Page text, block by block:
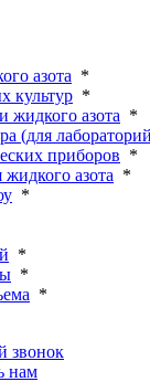
азота *
культур *
жидкого азота *
(для
приборов *
азота *
*
*
*
*
звонок
нам